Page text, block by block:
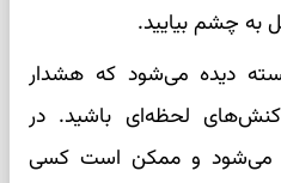
به چشم بیایید.
دیده می‌شود که هشدار
لحظه‌ای باشید. در
می‌شود و ممکن است کسی